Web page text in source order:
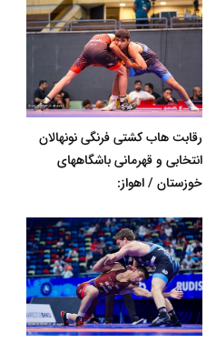
رقابت هاب کشتی فرنگی نونهالان
انتخابی و قهرمانی باشگاههای
خوزستان / اهواز: